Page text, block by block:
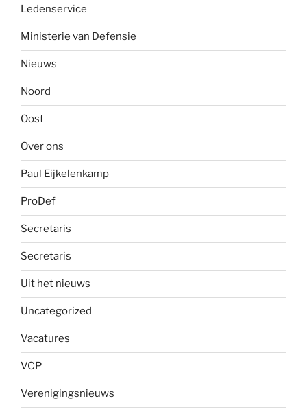
Ledenservice
Ministerie van Defensie
Nieuws
Noord
Oost
Over ons
Paul Eijkelenkamp
ProDef
Secretaris
Secretaris
Uit het nieuws
Uncategorized
Vacatures
VCP
Verenigingsnieuws